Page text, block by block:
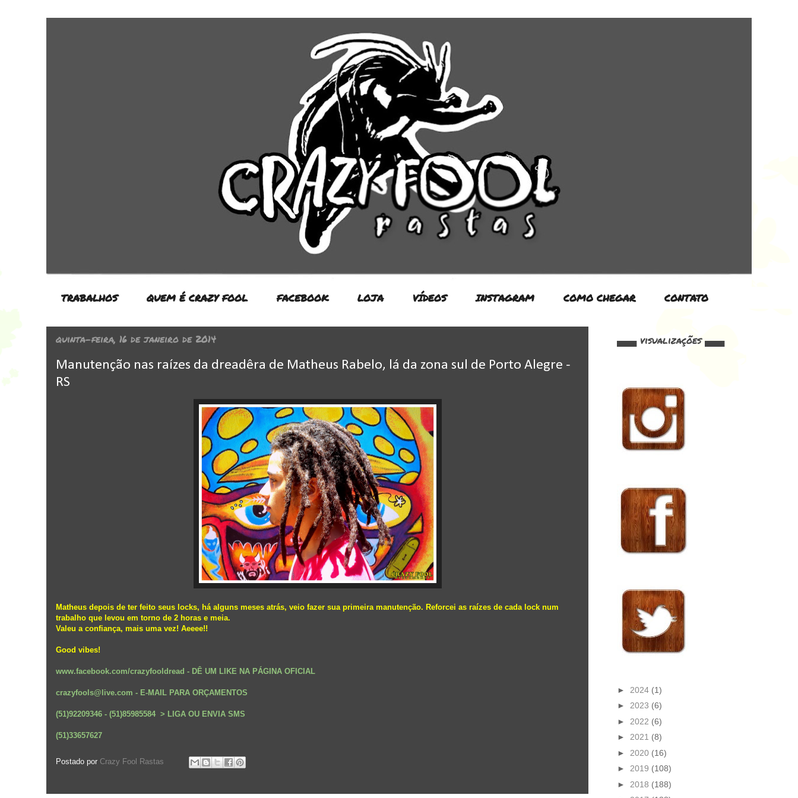
TRABALHOS QUEM É CRAZY FOOL FACEBOOK LOJA VÍDEOS INSTAGRAM COMO CHEGAR CONTATO
quinta-feira, 16 de janeiro de 2014
Manutenção nas raízes da dreadêra de Matheus Rabelo, lá da zona sul de Porto Alegre -
RS
Matheus depois de ter feito seus locks, há alguns meses atrás, veio fazer sua primeira manutenção. Reforcei as raízes de cada lock num
trabalho que levou em torno de 2 horas e meia.
Valeu a confiança, mais uma vez! Aeeee!!
Good vibes!
www.facebook.com/crazyfooldread - DÊ UM LIKE NA PÁGINA OFICIAL
crazyfools@live.com - E-MAIL PARA ORÇAMENTOS
(51)92209346 - (51)85985584 > LIGA OU ENVIA SMS
(51)33657627
Postado por Crazy Fool Rastas
▄▄▄ visualizações ▄▄▄
► 2024 (1)
► 2023 (6)
► 2022 (6)
► 2021 (8)
► 2020 (16)
► 2019 (108)
► 2018 (188)